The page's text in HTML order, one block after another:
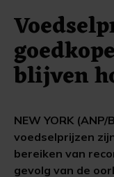
blijven
NEW YORK
voedselprijzen
bereiken van
gevolg van de